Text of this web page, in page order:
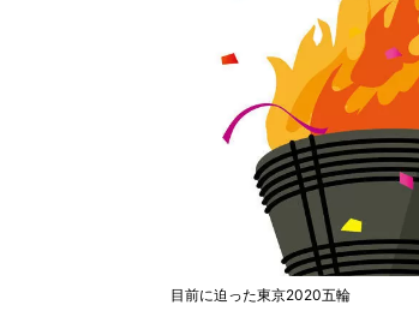
目前に迫った東京2020五輪